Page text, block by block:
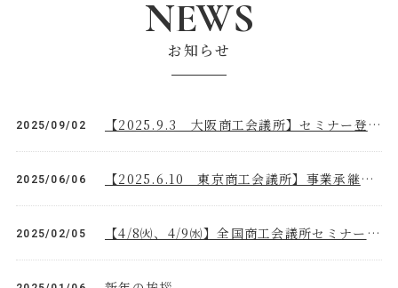
NEWS
お知らせ
2025/09/02 【2025.9.3 大阪商工会議所】セミナー登壇のお知らせ
2025/06/06 【2025.6.10 東京商工会議所】事業承継セミナー講師として登壇します！
2025/02/05 【4/8㈫、4/9㈬】全国商工会議所セミナー講師として登壇します！